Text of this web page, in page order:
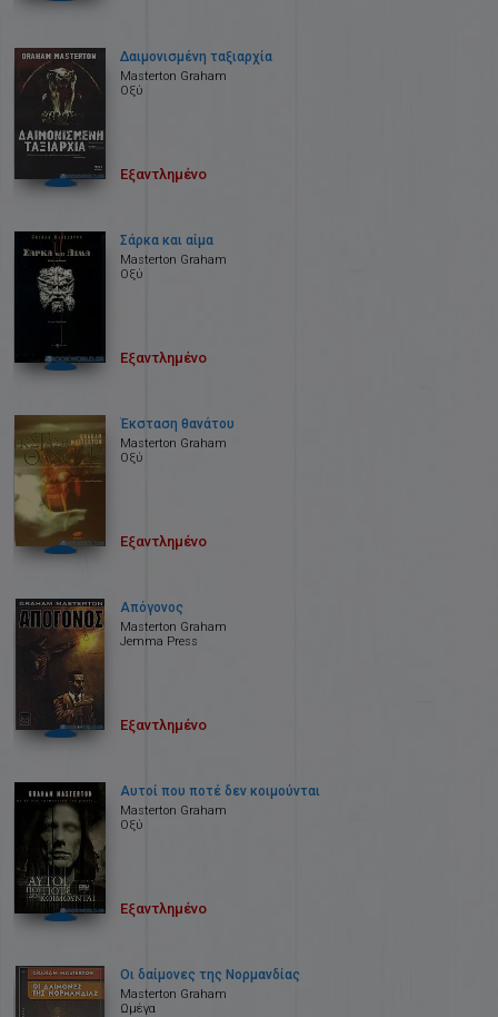
Δαιμονισμένη ταξιαρχία
Masterton Graham
Οξύ
Εξαντλημένο
Σάρκα και αίμα
Masterton Graham
Οξύ
Εξαντλημένο
Έκσταση θανάτου
Masterton Graham
Οξύ
Εξαντλημένο
Απόγονος
Masterton Graham
Jemma Press
Εξαντλημένο
Αυτοί που ποτέ δεν κοιμούνται
Masterton Graham
Οξύ
Εξαντλημένο
Οι δαίμονες της Νορμανδίας
Masterton Graham
Ωμέγα